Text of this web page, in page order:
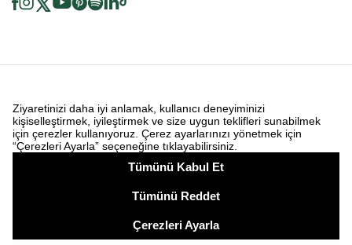
2026 ® Regnum Hotels. Tüm hakları saklıdır.
Bilgi Toplumu Hizmetleri